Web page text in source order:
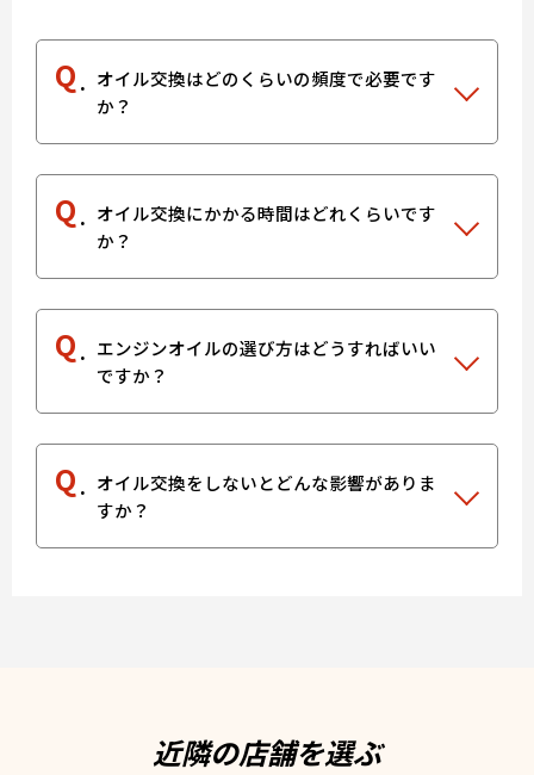
Q
オイル交換はどのくらいの頻度で必要です
か？
Q
オイル交換にかかる時間はどれくらいです
か？
Q
エンジンオイルの選び方はどうすればいい
ですか？
Q
オイル交換をしないとどんな影響がありま
すか？
近隣の店舗を選ぶ